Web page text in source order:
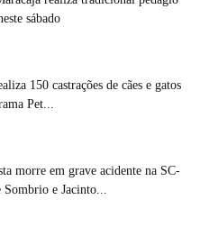
sábado
150 castrações de cães e gatos
Pet...
morre em grave acidente na SC-
Sombrio e Jacinto...